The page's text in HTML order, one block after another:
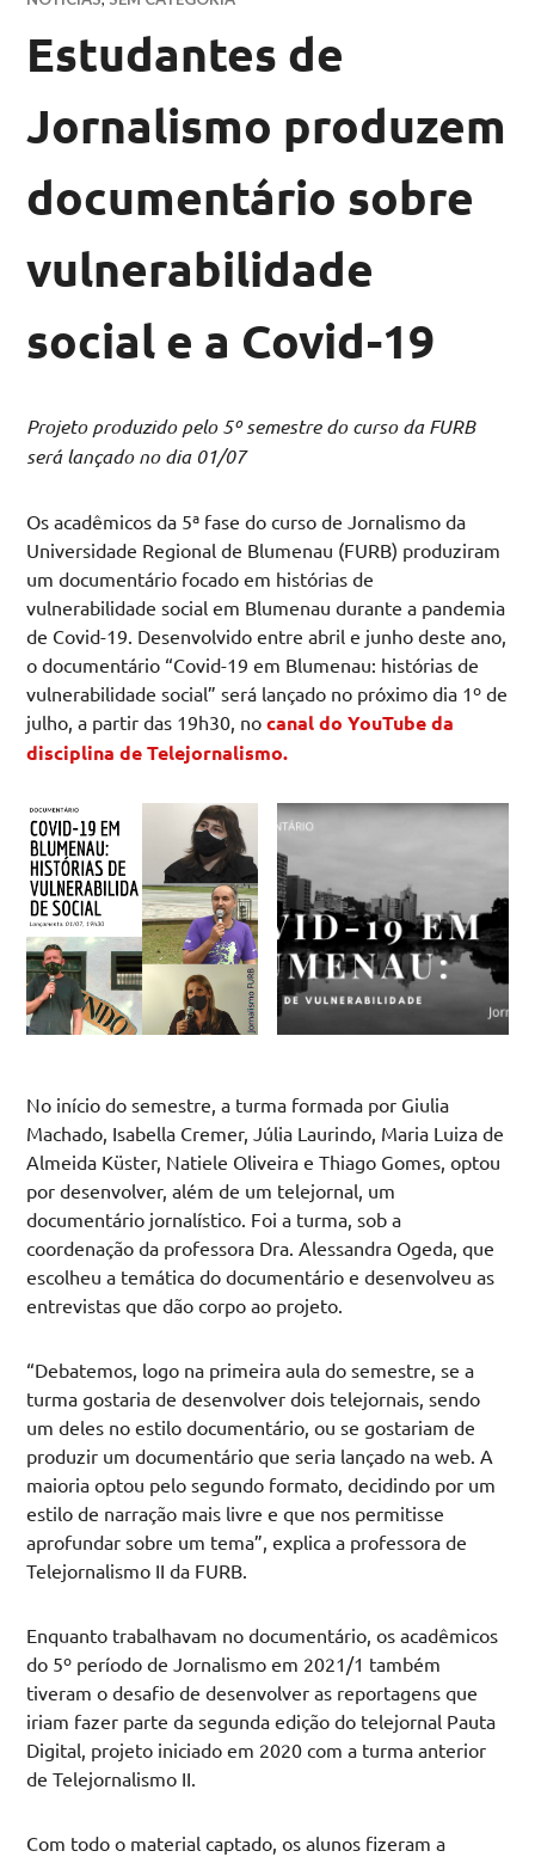
Estudantes de
Jornalismo produzem
documentário sobre
vulnerabilidade
social e a Covid-19
Projeto produzido pelo 5º semestre do curso da FURB
será lançado no dia 01/07
Os acadêmicos da 5ª fase do curso de Jornalismo da
Universidade Regional de Blumenau (FURB) produziram
um documentário focado em histórias de
vulnerabilidade social em Blumenau durante a pandemia
de Covid-19. Desenvolvido entre abril e junho deste ano,
o documentário “Covid-19 em Blumenau: histórias de
vulnerabilidade social” será lançado no próximo dia 1º de
julho, a partir das 19h30, nocanal do YouTube da
disciplina de Telejornalismo.
No início do semestre, a turma formada por Giulia
Machado, Isabella Cremer, Júlia Laurindo, Maria Luiza de
Almeida Küster, Natiele Oliveira e Thiago Gomes, optou
por desenvolver, além de um telejornal, um
documentário jornalístico. Foi a turma, sob a
coordenação da professora Dra. Alessandra Ogeda, que
escolheu a temática do documentário e desenvolveu as
entrevistas que dão corpo ao projeto.
“Debatemos, logo na primeira aula do semestre, se a
turma gostaria de desenvolver dois telejornais, sendo
um deles no estilo documentário, ou se gostariam de
produzir um documentário que seria lançado na web. A
maioria optou pelo segundo formato, decidindo por um
estilo de narração mais livre e que nos permitisse
aprofundar sobre um tema”, explica a professora de
Telejornalismo II da FURB.
Enquanto trabalhavam no documentário, os acadêmicos
do 5º período de Jornalismo em 2021/1 também
tiveram o desafio de desenvolver as reportagens que
iriam fazer parte da segunda edição do telejornal Pauta
Digital, projeto iniciado em 2020 com a turma anterior
de Telejornalismo II.
Com todo o material captado, os alunos fizeram a